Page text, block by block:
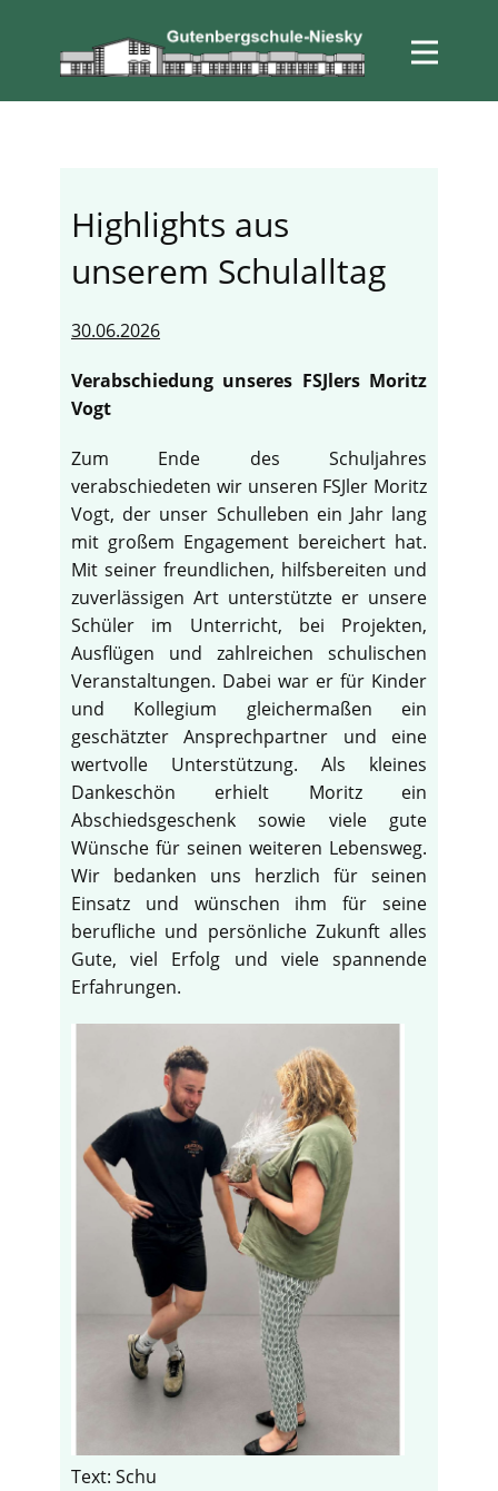
Highlights aus
unserem Schulalltag
30.06.2026
Verabschiedung unseres FSJlers Moritz
Vogt
Zum Ende des Schuljahres
verabschiedeten wir unseren FSJler Moritz
Vogt, der unser Schulleben ein Jahr lang
mit großem Engagement bereichert hat.
Mit seiner freundlichen, hilfsbereiten und
zuverlässigen Art unterstützte er unsere
Schüler im Unterricht, bei Projekten,
Ausflügen und zahlreichen schulischen
Veranstaltungen. Dabei war er für Kinder
und Kollegium gleichermaßen ein
geschätzter Ansprechpartner und eine
wertvolle Unterstützung. Als kleines
Dankeschön erhielt Moritz ein
Abschiedsgeschenk sowie viele gute
Wünsche für seinen weiteren Lebensweg.
Wir bedanken uns herzlich für seinen
Einsatz und wünschen ihm für seine
berufliche und persönliche Zukunft alles
Gute, viel Erfolg und viele spannende
Erfahrungen.
Text: Schu